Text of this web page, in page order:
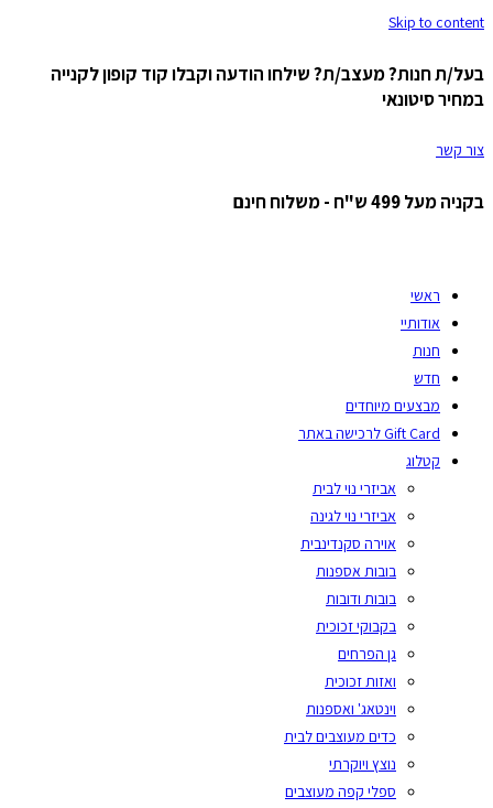
Skip to content
בעל/ת חנות? מעצב/ת? שילחו הודעה וקבלו קוד קופון לקנייה
במחיר סיטונאי
צור קשר
בקניה מעל 499 ש"ח - משלוח חינם
ראשי
אודותיי
חנות
חדש
מבצעים מיוחדים
Gift Card לרכישה באתר
קטלוג
אביזרי נוי לבית
אביזרי נוי לגינה
אוירה סקנדינבית
בובות אספנות
בובות ודובות
בקבוקי זכוכית
גן הפרחים
ואזות זכוכית
וינטאג' ואספנות
כדים מעוצבים לבית
נוצץ ויוקרתי
ספלי קפה מעוצבים